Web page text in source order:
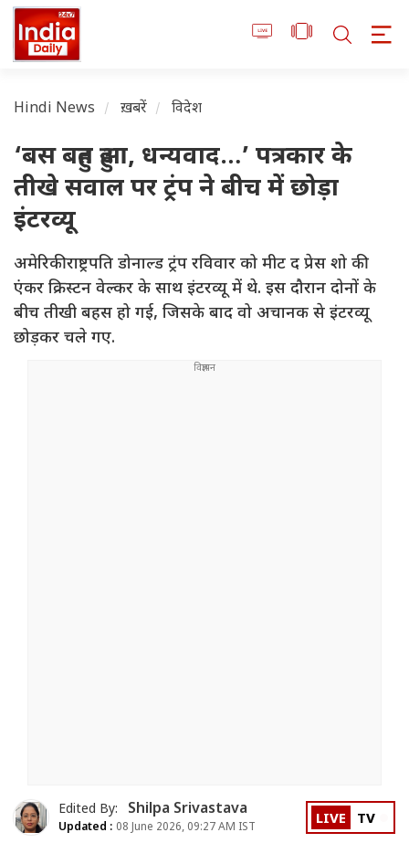
Hindi News ख़बरें विदेश
‘बस बहुत हुआ, धन्यवाद…’ पत्रकार के
तीखे सवाल पर ट्रंप ने बीच में छोड़ा
इंटरव्यू
अमेरिकी राष्ट्रपति डोनाल्ड ट्रंप रविवार को मीट द प्रेस शो की
एंकर क्रिस्टन वेल्कर के साथ इंटरव्यू में थे. इस दौरान दोनों के
बीच तीखी बहस हो गई, जिसके बाद वो अचानक से इंटरव्यू
छोड़कर चले गए.
Edited By: Shilpa Srivastava
Updated : 08 June 2026, 09:27 AM IST LIVE TV